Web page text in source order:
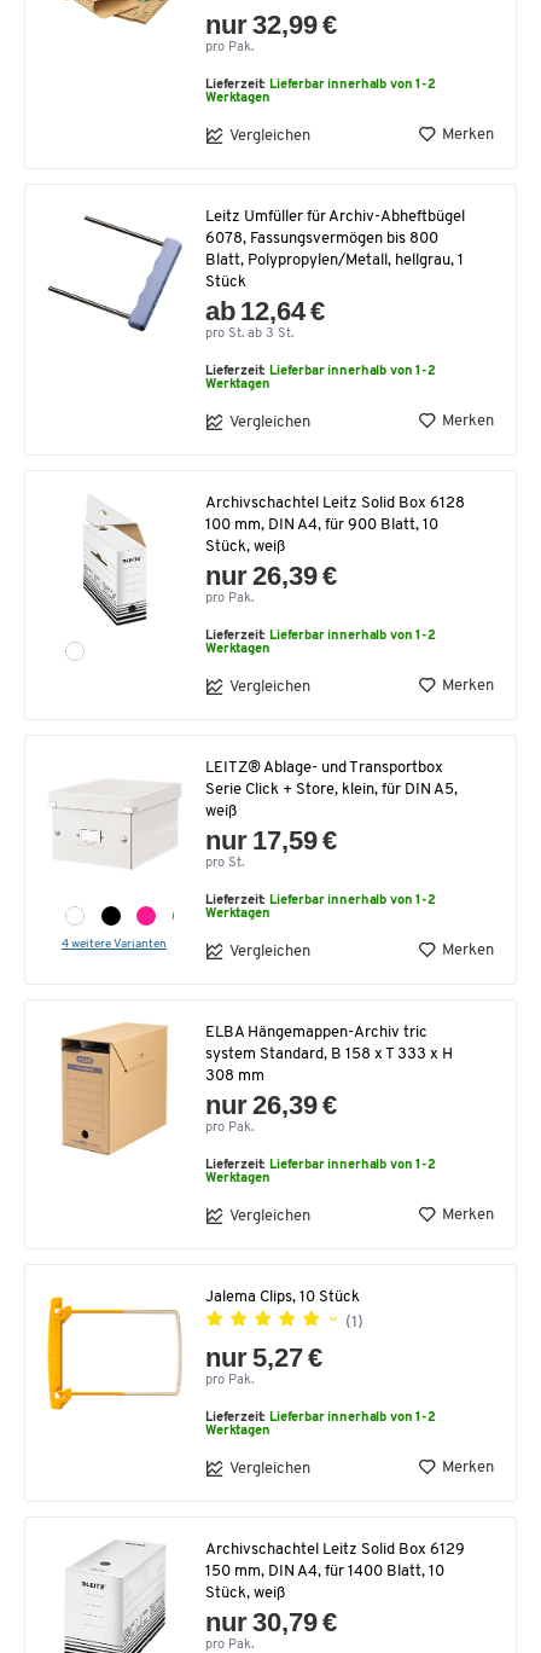
nur 32,99 €
pro Pak.
Lieferzeit: Lieferbar innerhalb von 1-2
Werktagen
Vergleichen Merken
Leitz Umfüller für Archiv-Abheftbügel
6078, Fassungsvermögen bis 800
Blatt, Polypropylen/Metall, hellgrau, 1
Stück
ab 12,64 €
pro St. ab 3 St.
Lieferzeit: Lieferbar innerhalb von 1-2
Werktagen
Vergleichen Merken
Archivschachtel Leitz Solid Box 6128
100 mm, DIN A4, für 900 Blatt, 10
Stück, weiß
nur 26,39 €
pro Pak.
Lieferzeit: Lieferbar innerhalb von 1-2
Werktagen
Vergleichen Merken
4 weitere Varianten
LEITZ® Ablage- und Transportbox
Serie Click + Store, klein, für DIN A5,
weiß
nur 17,59 €
pro St.
Lieferzeit: Lieferbar innerhalb von 1-2
Werktagen
Vergleichen Merken
ELBA Hängemappen-Archiv tric
system Standard, B 158 x T 333 x H
308 mm
nur 26,39 €
pro Pak.
Lieferzeit: Lieferbar innerhalb von 1-2
Werktagen
Vergleichen Merken
Jalema Clips, 10 Stück
(1)
nur 5,27 €
pro Pak.
Lieferzeit: Lieferbar innerhalb von 1-2
Werktagen
Vergleichen Merken
Archivschachtel Leitz Solid Box 6129
150 mm, DIN A4, für 1400 Blatt, 10
Stück, weiß
nur 30,79 €
pro Pak.